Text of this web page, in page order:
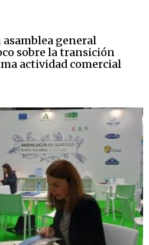
asamblea general
sobre la transición
actividad comercial